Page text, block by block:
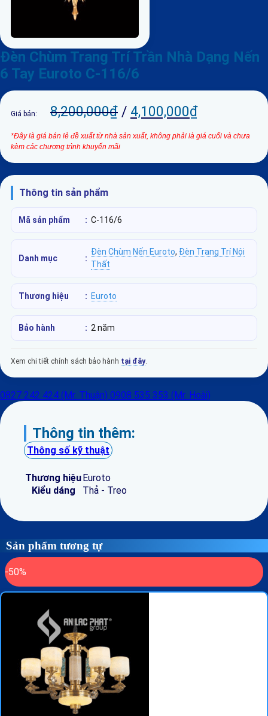
Đèn Chùm Trang Trí Trần Nhà Dạng Nến
6 Tay Euroto C-116/6
Giá bán: 8,200,000₫ / 4,100,000₫
*Đây là giá bán lẻ đề xuất từ nhà sản xuất, không phải là giá cuối và chưa
kèm các chương trình khuyến mãi
Thông tin sản phẩm
Mã sản phẩm : C-116/6
Danh mục :
Đèn Chùm Nến Euroto, Đèn Trang Trí Nội
Thất
Thương hiệu : Euroto
Bảo hành : 2 năm
Xem chi tiết chính sách bảo hành tại đây.
0827 242 424 (Mr. Thuận) 0908 535 353 (Mr. Hoài)
Thông tin thêm:
Thông số kỹ thuật
Thương hiệuEuroto
Kiểu dáng
Thả - Treo
Sản phẩm tương tự
-50%